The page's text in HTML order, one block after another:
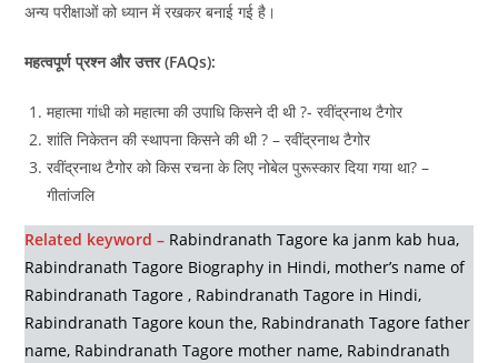
अन्य परीक्षाओं को ध्यान में रखकर बनाई गई है।
महत्वपूर्ण प्रश्न और उत्तर (FAQs):
महात्‍मा गांधी को महात्‍मा की उपाधि‍ किसने दी थी ?- रवींद्रनाथ टैगोर
शांति निकेतन की स्‍थापना किसने की थी ? – रवींद्रनाथ टैगोर
रवींद्रनाथ टैगोर को किस रचना के लिए नोबेल पुरूस्‍कार दिया गया था? –
गीतांजलि
Related keyword – Rabindranath Tagore ka janm kab hua,
Rabindranath Tagore Biography in Hindi, mother’s name of
Rabindranath Tagore , Rabindranath Tagore in Hindi,
Rabindranath Tagore koun the, Rabindranath Tagore father
name, Rabindranath Tagore mother name, Rabindranath